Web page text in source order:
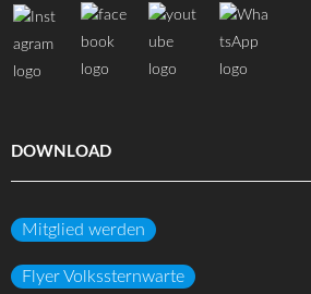
DOWNLOAD
Mitglied werden
Flyer Volkssternwarte